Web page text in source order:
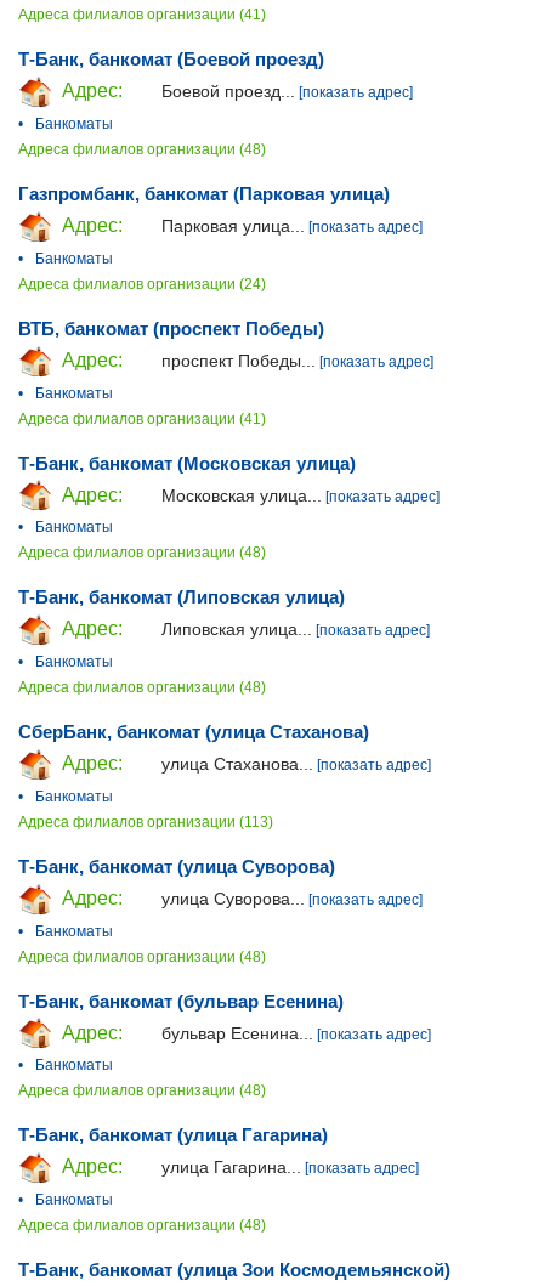
Адреса филиалов организации (41)
Т-Банк, банкомат (Боевой проезд)
Адрес:
Боевой проезд... [показать адрес]
•
Банкоматы
Адреса филиалов организации (48)
Газпромбанк, банкомат (Парковая улица)
Адрес:
Парковая улица...
[показать адрес]
•
Банкоматы
Адреса филиалов организации (24)
ВТБ, банкомат (проспект Победы)
Адрес:
проспект Победы...
[показать адрес]
•
Банкоматы
Адреса филиалов организации (41)
Т-Банк, банкомат (Московская улица)
Адрес:
Московская улица...
[показать адрес]
•
Банкоматы
Адреса филиалов организации (48)
Т-Банк, банкомат (Липовская улица)
Адрес:
Липовская улица... [показать адрес]
•
Банкоматы
Адреса филиалов организации (48)
СберБанк, банкомат (улица Стаханова)
Адрес:
улица Стаханова...
[показать адрес]
•
Банкоматы
Адреса филиалов организации (113)
Т-Банк, банкомат (улица Суворова)
Адрес:
улица Суворова...
[показать адрес]
•
Банкоматы
Адреса филиалов организации (48)
Т-Банк, банкомат (бульвар Есенина)
Адрес:
бульвар Есенина...
[показать адрес]
•
Банкоматы
Адреса филиалов организации (48)
Т-Банк, банкомат (улица Гагарина)
Адрес:
улица Гагарина... [показать адрес]
•
Банкоматы
Адреса филиалов организации (48)
Т-Банк, банкомат (улица Зои Космодемьянской)